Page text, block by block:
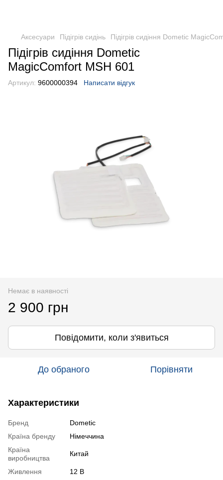
Аксесуари Підігрів сидінь Підігрів сидіння Dometic
Підігрів сидіння Dometic
MagicComfort MSH 601
Артикул: 9600000394 Написати відгук
Немає в наявності
2 900 грн
Повідомити, коли з'явиться
До обраного Порівняти
Характеристики
Бренд
Dometic
Країна бренду
Німеччина
Країна
виробництва
Китай
Живлення
12 В